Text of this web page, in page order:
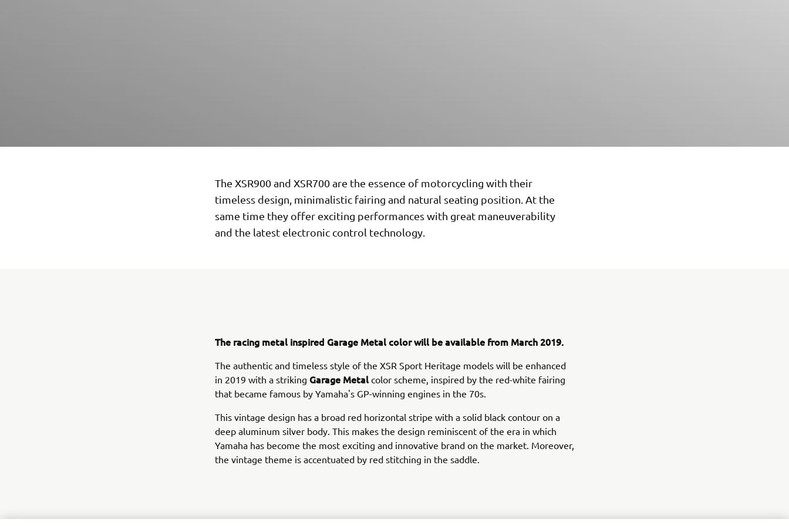
The XSR900 and XSR700 are the essence of motorcycling with their
timeless design, minimalistic fairing and natural seating position. At the
same time they offer exciting performances with great maneuverability
and the latest electronic control technology.
The racing metal inspired Garage Metal color will be available from March 2019.
The authentic and timeless style of the XSR Sport Heritage models will be enhanced
in 2019 with a striking Garage Metal color scheme, inspired by the red-white fairing
that became famous by Yamaha's GP-winning engines in the 70s.
This vintage design has a broad red horizontal stripe with a solid black contour on a
deep aluminum silver body. This makes the design reminiscent of the era in which
Yamaha has become the most exciting and innovative brand on the market. Moreover,
the vintage theme is accentuated by red stitching in the saddle.